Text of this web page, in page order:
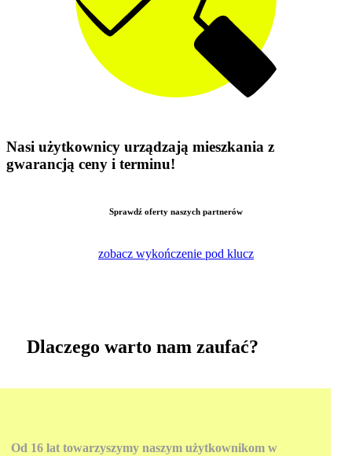
Nasi użytkownicy urządzają mieszkania z
gwarancją ceny i terminu!
Sprawdź oferty naszych partnerów
zobacz wykończenie pod klucz
Dlaczego warto nam zaufać?
Od 16 lat towarzyszymy naszym użytkownikom w